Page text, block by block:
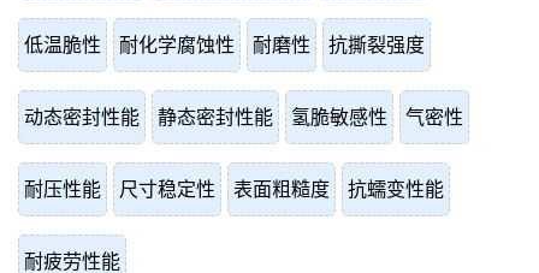
低温脆性 耐化学腐蚀性 耐磨性 抗撕裂强度
动态密封性能 静态密封性能 氢脆敏感性 气密性
耐压性能 尺寸稳定性 表面粗糙度 抗蠕变性能
耐疲劳性能